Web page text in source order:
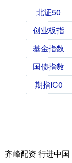
北证50
创业板指
基金指数
国债指数
期指IC0
齐峰配资 行进中国